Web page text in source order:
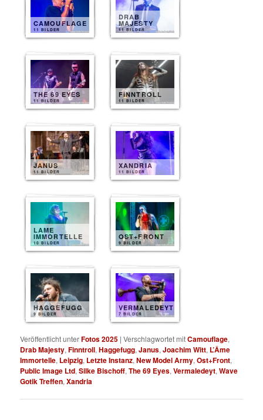
CAMOUFLAGE
11 BILDER
DRAB
MAJESTY
11 BILDER
THE 69 EYES
11 BILDER
FINNTROLL
11 BILDER
JANUS
11 BILDER
XANDRIA
11 BILDER
LAME
IMMORTELLE
10 BILDER
OST+FRONT
9 BILDER
HAGGEFUGG
9 BILDER
VERMALEDEYT
7 BILDER
Veröffentlicht unterFotos 2025 |Verschlagwortet mitCamouflage,
Drab Majesty,Finntroll,Haggefugg,Janus,Joachim Witt, L’Âme
Immortelle, Leipzig, Letzte Instanz,New Model Army,Ost+Front,
Public Image Ltd,Silke Bischoff,The 69 Eyes,Vermaledeyt,Wave
Gotik Treffen,Xandria